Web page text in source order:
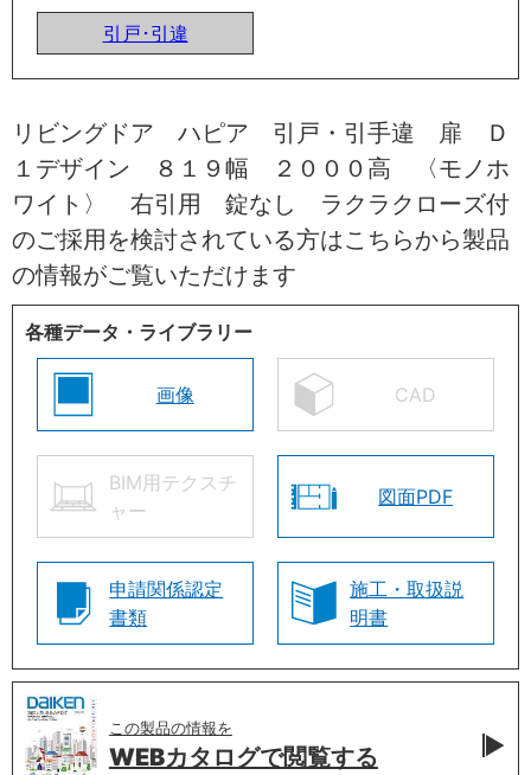
引戸･引違
リビングドア ハピア 引戸・引手違 扉 Ｄ
１デザイン ８１９幅 ２０００高 〈モノホ
ワイト〉 右引用 錠なし ラクラクローズ付
のご採用を検討されている方はこちらから製品
の情報がご覧いただけます
各種データ・ライブラリー
画像 CAD
BIM用テクスチ
ャー
図面PDF
申請関係認定
書類
施工・取扱説
明書
この製品の情報を
WEBカタログで閲覧する